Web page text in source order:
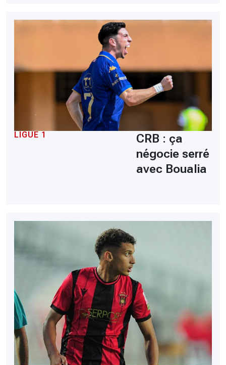
LIGUE 1
CRB : ça
négocie serré
avec Boualia